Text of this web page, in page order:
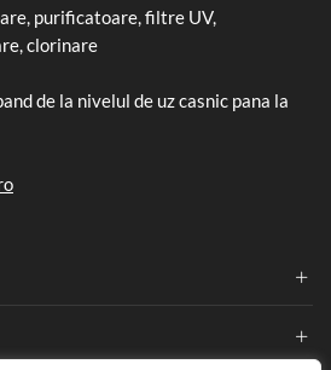
purificatoare, filtre UV,
clorinare
de la nivelul de uz casnic pana la